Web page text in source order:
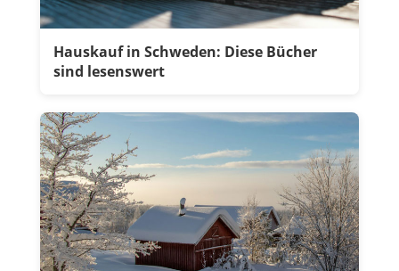
Hauskauf in Schweden: Diese Bücher
sind lesenswert